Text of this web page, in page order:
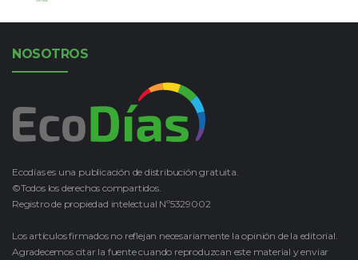
Leer Más
NOSOTROS
Ecodías es una publicación de distribución gratuita.
©Todos los derechos compartidos.
Registro de propiedad intelectual Nº5329002
Los artículos firmados no reflejan necesariamente la opinión de la editorial.
Agradecemos citar la fuente cuando reproduzcan este material y enviar